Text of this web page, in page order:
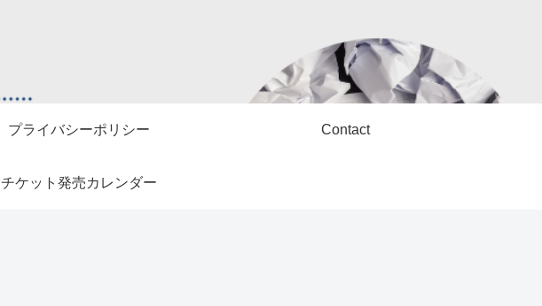
プライバシーポリシー Contact
チケット発売カレンダー